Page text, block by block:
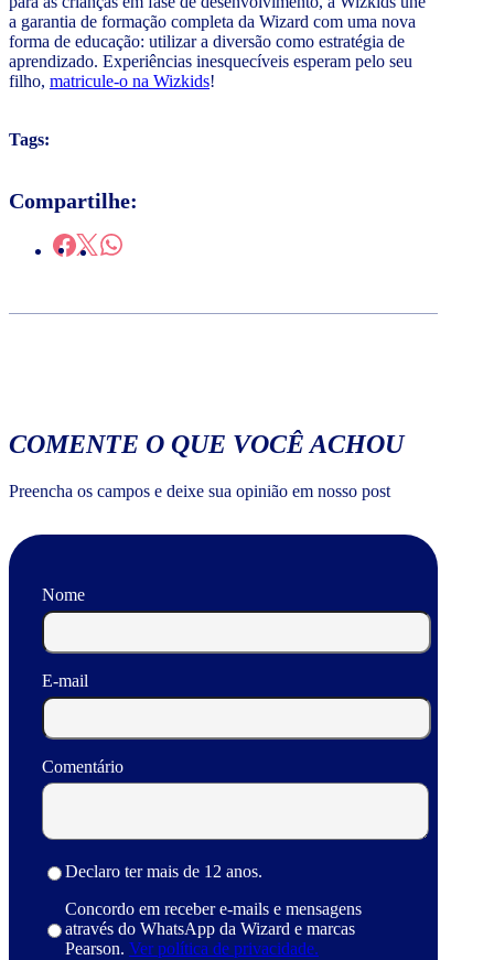
a garantia de formação completa da Wizard com uma nova
forma de educação: utilizar a diversão como estratégia de
aprendizado. Experiências inesquecíveis esperam pelo seu
filho, matricule-o na Wizkids!
Tags:
Compartilhe:
COMENTE O QUE VOCÊ ACHOU
Preencha os campos e deixe sua opinião em nosso post
Nome
E-mail
Comentário
Declaro ter mais de 12 anos.
Concordo em receber e-mails e mensagens
através do WhatsApp da Wizard e marcas
Pearson. Ver política de privacidade.